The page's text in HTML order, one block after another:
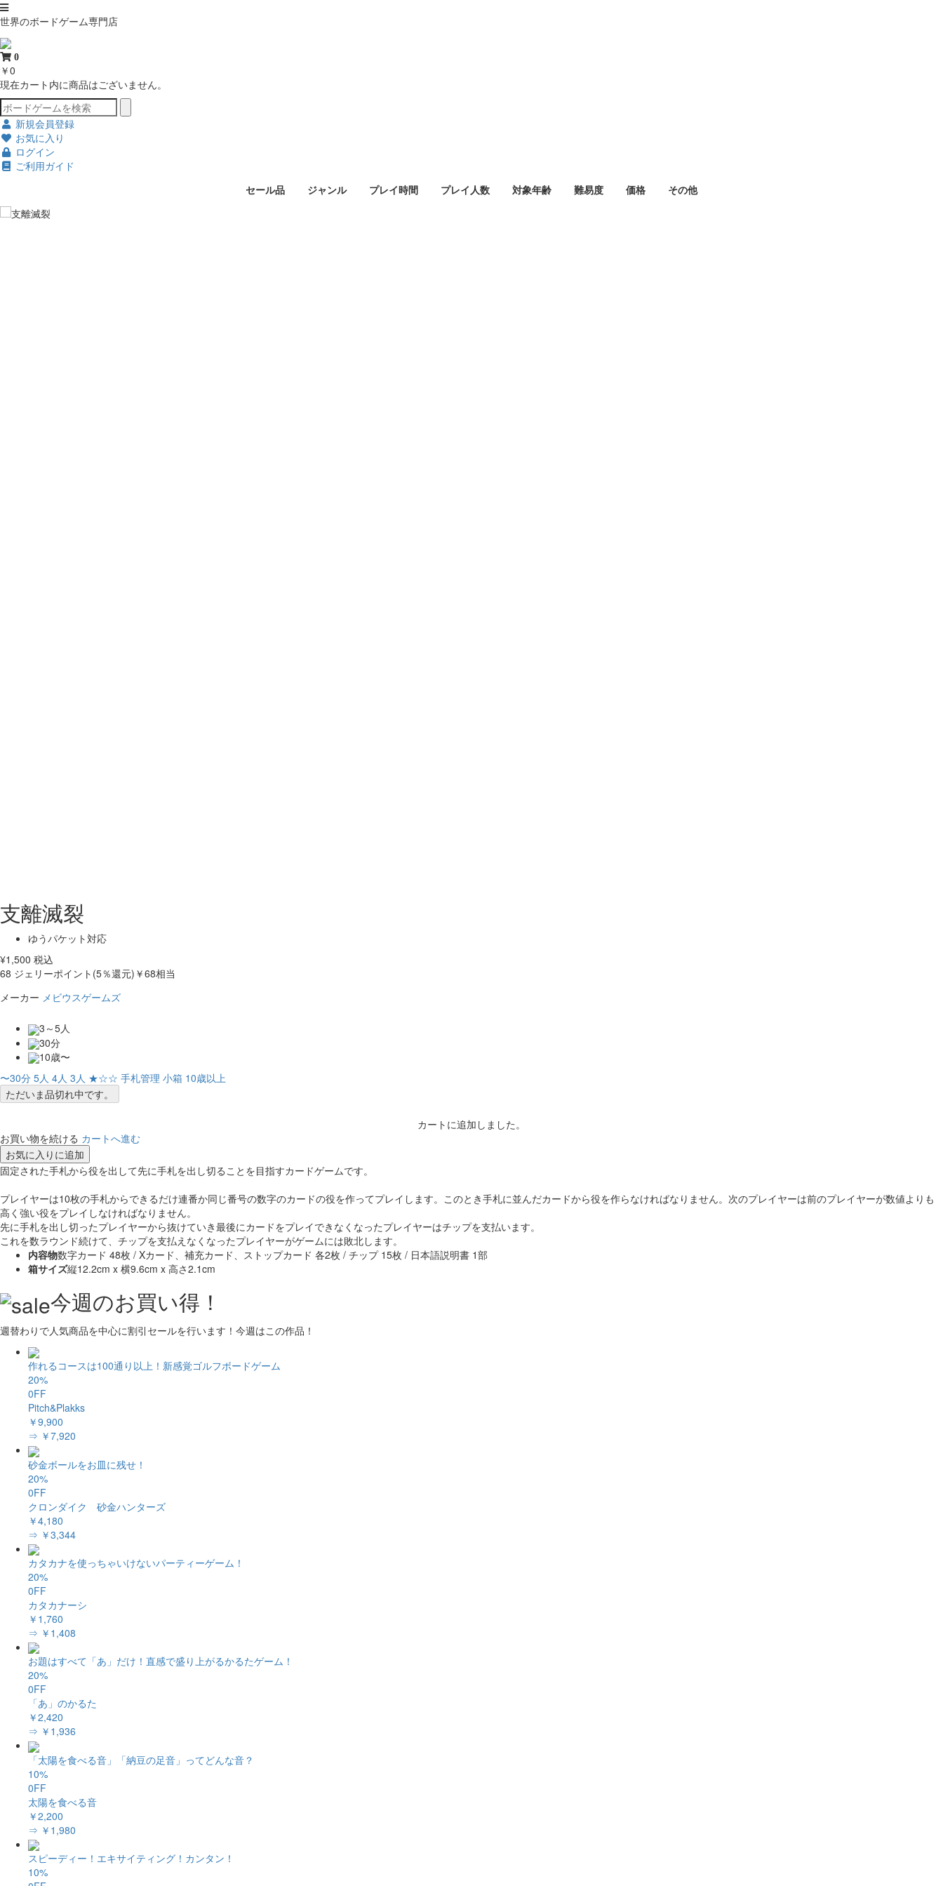
世界のボードゲーム専門店
0
￥0
現在カート内に商品はございません。
新規会員登録
お気に入り
ログイン
ご利用ガイド
セール品
ジャンル プレイ時間 プレイ人数 対象年齢 難易度 価格 その他
支離滅裂
ゆうパケット対応
¥1,500 税込
68 ジェリーポイント(5％還元) ￥68相当
メーカー メビウスゲームズ
3～5人
30分
10歳〜
〜30分 5人 4人 3人 ★☆☆ 手札管理 小箱 10歳以上
ただいま品切れ中です。
カートに追加しました。
お買い物を続ける カートへ進む
お気に入りに追加
固定された手札から役を出して先に手札を出し切ることを目指すカードゲームです。
プレイヤーは10枚の手札からできるだけ連番か同じ番号の数字のカードの役を作ってプレイします。このとき手札に並んだカードから役を作らなければなりません。次のプレイヤーは前のプレイヤーが数値よりも
高く強い役をプレイしなければなりません。
先に手札を出し切ったプレイヤーから抜けていき最後にカードをプレイできなくなったプレイヤーはチップを支払います。
これを数ラウンド続けて、チップを支払えなくなったプレイヤーがゲームには敗北します。
内容物数字カード 48枚 / Xカード、補充カード、ストップカード 各2枚 / チップ 15枚 / 日本語説明書 1部
箱サイズ縦12.2cm x 横9.6cm x 高さ2.1cm
今週のお買い得！
週替わりで人気商品を中心に割引セールを行います！今週はこの作品！
作れるコースは100通り以上！新感覚ゴルフボードゲーム
20%
0FF
Pitch&Plakks
￥9,900
⇒ ￥7,920
砂金ボールをお皿に残せ！
20%
0FF
クロンダイク 砂金ハンターズ
￥4,180
⇒ ￥3,344
カタカナを使っちゃいけないパーティーゲーム！
20%
0FF
カタカナーシ
￥1,760
⇒ ￥1,408
お題はすべて「あ」だけ！直感で盛り上がるかるたゲーム！
20%
0FF
「あ」のかるた
￥2,420
⇒ ￥1,936
「太陽を食べる音」「納豆の足音」ってどんな音？
10%
0FF
太陽を食べる音
￥2,200
⇒ ￥1,980
スピーディー！エキサイティング！カンタン！
10%